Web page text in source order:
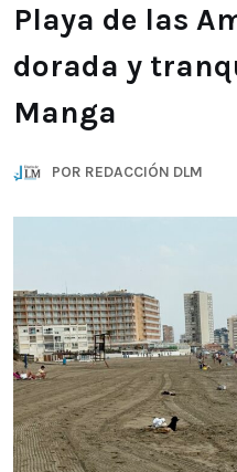
Playa de las
dorada y
Manga
POR REDACCIÓN DLM